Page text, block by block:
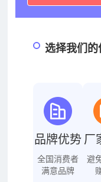
选择我们的
品牌优势
全国消费者
满意品牌
厂
避